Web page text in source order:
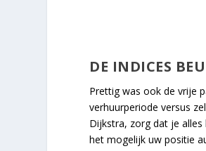
DE INDICES
Prettig was ook de vrije
verhuurperiode versus
Dijkstra, zorg dat je
het mogelijk uw positie